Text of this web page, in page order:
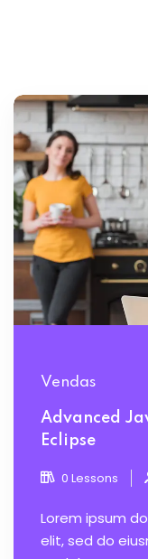
Vendas
Advanced
Eclipse
0 Lessons
Lorem ipsum
elit, sed do